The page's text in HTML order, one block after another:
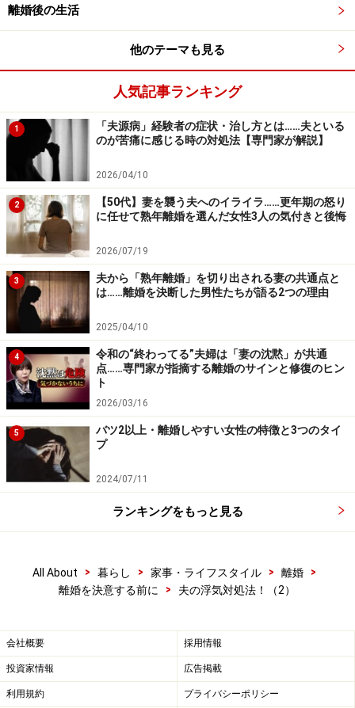
離婚後の生活
他のテーマも見る
人気記事ランキング
1
「夫源病」経験者の症状・治し方とは……夫といる
のが苦痛に感じる時の対処法【専門家が解説】
2026/04/10
2
【50代】妻を襲う夫へのイライラ……更年期の怒り
に任せて熟年離婚を選んだ女性3人の気付きと後悔
2026/07/19
3
夫から「熟年離婚」を切り出される妻の共通点と
は……離婚を決断した男性たちが語る2つの理由
2025/04/10
4
令和の“終わってる”夫婦は「妻の沈黙」が共通
点……専門家が指摘する離婚のサインと修復のヒン
ト
2026/03/16
5
バツ2以上・離婚しやすい女性の特徴と3つのタイ
プ
2024/07/11
ランキングをもっと見る
All About > 暮らし > 家事・ライフスタイル > 離婚
>
離婚を決意する前に
> 夫の浮気対処法！（2）
会社概要 採用情報
投資家情報 広告掲載
利用規約 プライバシーポリシー